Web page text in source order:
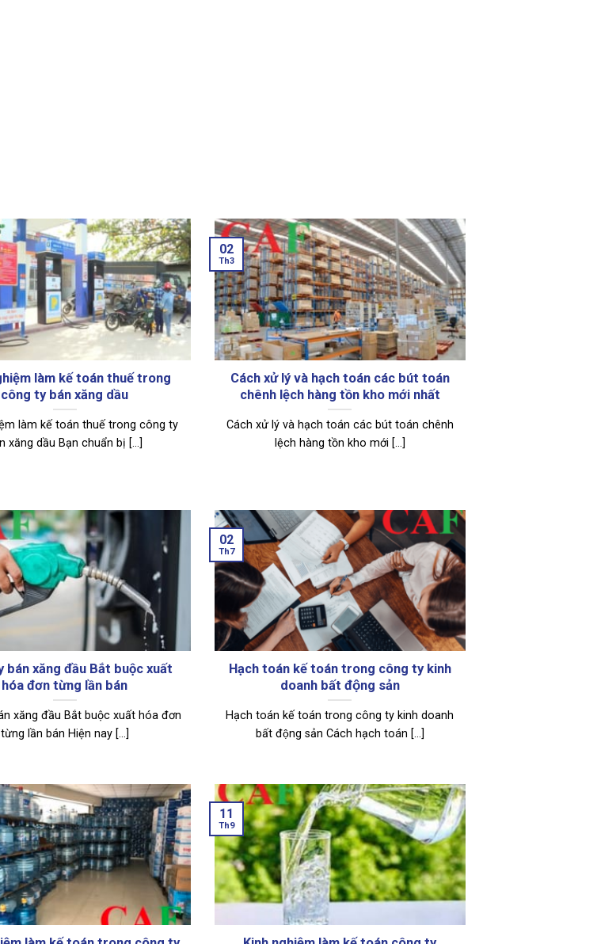
làm kế toán thuế trong
công ty bán xăng dầu
làm kế toán thuế trong công ty
xăng dầu Bạn chuẩn bị [...]
Cách xử lý và hạch toán các bút toán
chênh lệch hàng tồn kho mới nhất
Cách xử lý và hạch toán các bút toán chênh
lệch hàng tồn kho mới [...]
02
Th3
bán xăng đầu Bắt buộc xuất
hóa đơn từng lần bán
xăng đầu Bắt buộc xuất hóa đơn
từng lần bán Hiện nay [...]
Hạch toán kế toán trong công ty kinh
doanh bất động sản
Hạch toán kế toán trong công ty kinh doanh
bất động sản Cách hạch toán [...]
02
Th7
11
Th9